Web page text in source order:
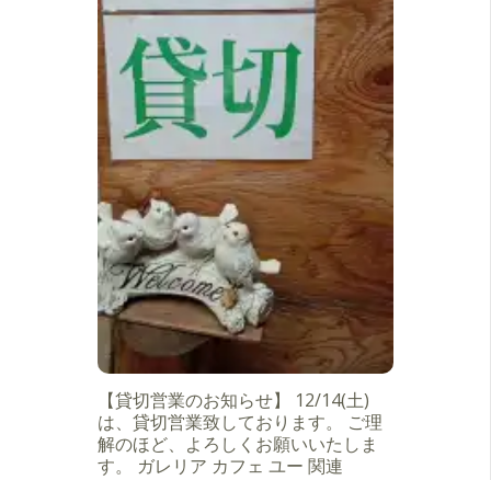
【貸切営業のお知らせ】 12/14(土)
は、貸切営業致しております。 ご理
解のほど、よろしくお願いいたしま
す。 ガレリア カフェ ユー 関連